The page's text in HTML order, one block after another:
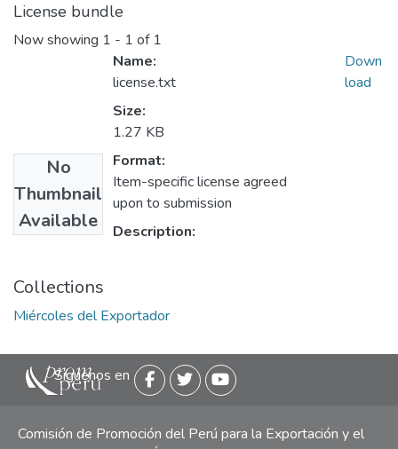
License bundle
Now showing 1 - 1 of 1
No
Thumbnail
Available
Name:
license.txt
Size:
1.27 KB
Format:
Item-specific license agreed
upon to submission
Description:
Down
load
Collections
Miércoles del Exportador
Siguenos en
Comisión de Promoción del Perú para la Exportación y el